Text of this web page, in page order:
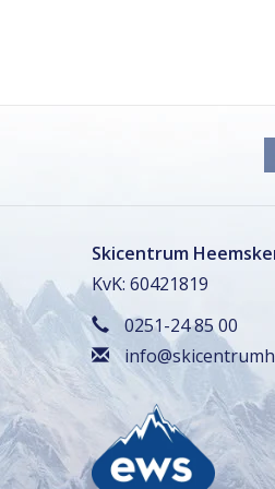
Skicentrum
KvK: 60421819
0251-24 85 00